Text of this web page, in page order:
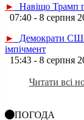
►
Навіщо Трамп
07:40 - 8 серпня
►
Демократи
імпічмент
15:43 - 8 серпня
Читати всі
ПОГОДА